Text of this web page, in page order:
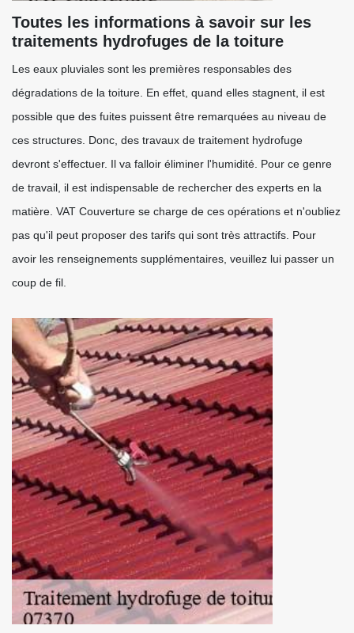
Toutes les informations à savoir sur les
traitements hydrofuges de la toiture
Les eaux pluviales sont les premières responsables des
dégradations de la toiture. En effet, quand elles stagnent, il est
possible que des fuites puissent être remarquées au niveau de
ces structures. Donc, des travaux de traitement hydrofuge
devront s'effectuer. Il va falloir éliminer l'humidité. Pour ce genre
de travail, il est indispensable de rechercher des experts en la
matière. VAT Couverture se charge de ces opérations et n'oubliez
pas qu'il peut proposer des tarifs qui sont très attractifs. Pour
avoir les renseignements supplémentaires, veuillez lui passer un
coup de fil.